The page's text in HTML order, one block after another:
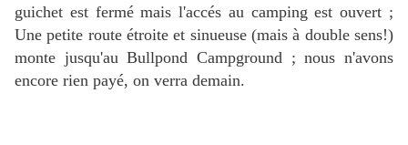
guichet est fermé mais l'accés au camping est ouvert ;
Une petite route étroite et sinueuse (mais à double sens!)
monte jusqu'au Bullpond Campground ; nous n'avons
encore rien payé, on verra demain.